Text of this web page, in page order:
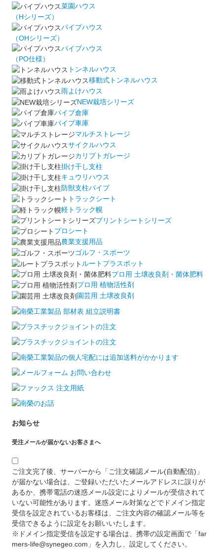
菜園ハウス
（Hシリーズ）
パイプハウス
（OHシリーズ）
パイプハウス
（PO仕様）
トンネルハウス
移動式トンネルハウス
雨よけハウス
NEW栽培シリーズ
パイプ倉庫
パイプ車庫
マルチストレージ
サイクルハウス
カリプトガレージ
掛け干し支柱
キュウリハウス
防獣支柱パイプ
トラックシート
軽トラック幌
プリントシートシリーズ
プロシート
農業支援用品
ゴルフ・スポーツ
ルートプラスポット
プロ用 土壌改良剤・菌体肥料
プロ用 植物活性剤
園芸用 土壌改良剤
お知らせ
受注メールが届かないお客さまへ
ご注文完了後、サーバーから「ご注文確認メール(自動配信)」
が届かない場合は、ご登録いただいたメールアドレスに誤りが
あるか、携帯電話の迷惑メール設定によりメールが受信されて
いない可能性があります。迷惑メール対策などでドメイン指定
受信を設定されているお客様は、ご注文内容の確認メール等を
受信できるように設定をお願いいたします。
※ドメイン指定受信を設定する場合は、携帯の設定画面で「far
mers-life@synegeo.com」を入力し、設定してください。